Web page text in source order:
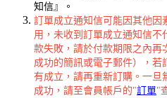
知信』。
訂單成立通知信可能因其他因
用，未收到訂單成立通知信
款失敗，請於付款期限之內再
成功的簡訊或電子郵件），若
有成立，請再重新訂購。一旦
成功，請至會員帳戶的"訂單"